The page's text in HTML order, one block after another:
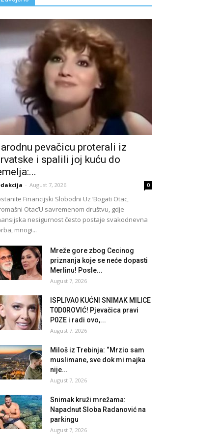
pevačicu proterali iz
i spalili joj kuću do
- August 7, 2026 0
Financijski Slobodni Uz ‘Bogati Otac,
Otac’U savremenom društvu, gdje
nesigurnost često postaje svakodnevna
mnogi...
Mreže gore zbog Cecinog
priznanja koje se neće dopasti
Merlinu! Posle...
August 7, 2026
lSPLlVA0 KUĆNl SNlMAK MlLlCE
T0D0ROVlĆ! Pjevačica pravi
P0ZE i radi ovo,...
August 7, 2026
Miloš iz Trebinja: “Mrzio sam
muslimane, sve dok mi majka
nije...
August 7, 2026
Snimak kruži mrežama:
Napadnut Sloba Radanović na
parkingu
August 7, 2026